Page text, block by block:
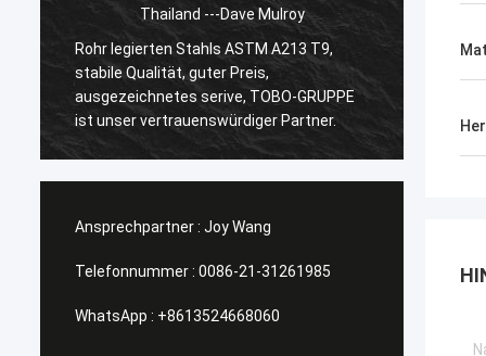
Thailand ---Dave Mulroy
Rohr legierten Stahls ASTM A213 T9,
stabile Qualität, guter Preis,
ausgezeichnetes serive, TOBO-GRUPPE
ist unser vertrauenswürdiger Partner.
Ansprechpartner : Joy Wang
Telefonnummer : 0086-21-31261985
WhatsApp : +8613524668060